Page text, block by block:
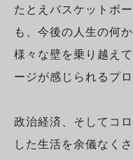
たとえバスケットボ
も、今後の人生の何
様々な壁を乗り越え
ージが感じられるプロ
政治経済、そしてコ
した生活を余儀なく